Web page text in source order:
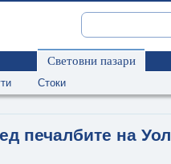
Световни пазари
Стоки
печалбите на